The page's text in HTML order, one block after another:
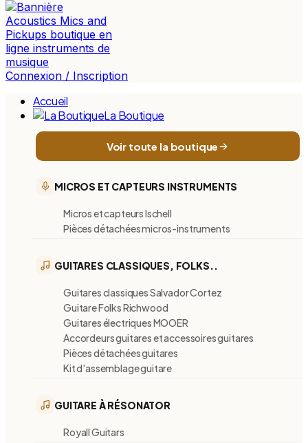
Connexion / Inscription
Accueil
La Boutique
Voir toute la boutique
MICROS ET CAPTEURS INSTRUMENTS
Micros et capteurs Ischell
Pièces détachées micros-instruments
GUITARES CLASSIQUES, FOLKS..
Guitares classiques Salvador Cortez
Guitare Folks Richwood
Guitares électriques MOOER
Accordeurs guitares et accessoires guitares
Pièces détachées guitares
Kit d'assemblage guitare
GUITARE À RÉSONATOR
Royall Guitars